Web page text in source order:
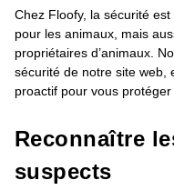
Chez Floofy, la sécurité
pour les animaux, mais
propriétaires d’animaux.
sécurité de notre site web,
proactif pour vous protéger
Reconnaître
suspects